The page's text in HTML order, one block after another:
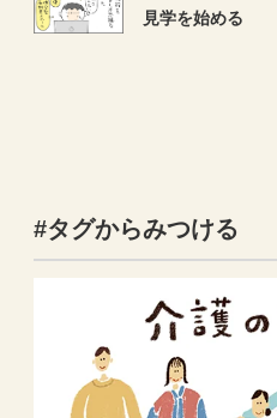
見学を始める
#タグからみつける